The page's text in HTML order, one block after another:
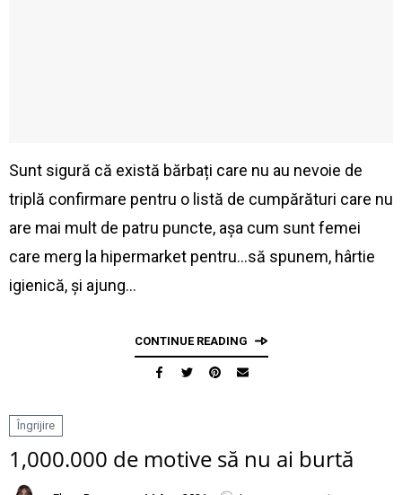
Sunt sigură că există bărbați care nu au nevoie de
triplă confirmare pentru o listă de cumpărături care nu
are mai mult de patru puncte, așa cum sunt femei
care merg la hipermarket pentru...să spunem, hârtie
igienică, și ajung…
CONTINUE READING
Îngrijire
1,000.000 de motive să nu ai burtă